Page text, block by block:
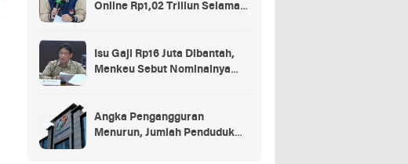
Online Rp1,02 Triliun Selama
Isu Gaji Rp16 Juta Dibantah,
Menkeu Sebut Nominalnya
Angka Pengangguran
Menurun, Jumlah Penduduk